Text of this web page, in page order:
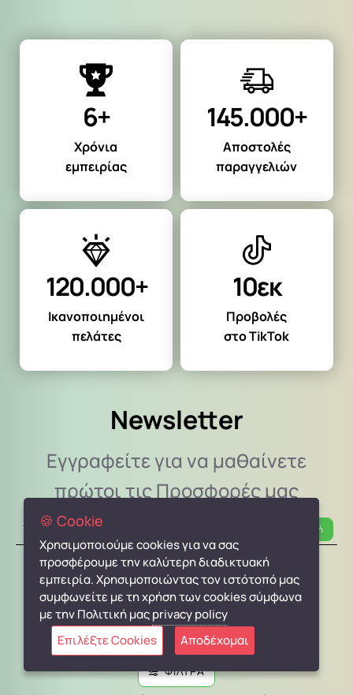
6+
Χρόνια
εμπειρίας
145.000+
Αποστολές
παραγγελιών
120.000+
Ικανοποιημένοι
πελάτες
10εκ
Προβολές
στο TikTok
Newsletter
Εγγραφείτε για να μαθαίνετε
πρώτοι τις Προσφορές μας
εδώ...
Αποστολή
Captcha
Συμπληρώστε την επαλήθευση reCAPTCHA
ΦΙΛΤΡΑ
🍪 Cookie
Χρησιμοποιούμε cookies για να σας
προσφέρουμε την καλύτερη διαδικτυακή
εμπειρία. Χρησιμοποιώντας τον ιστότοπό μας
συμφωνείτε με τη χρήση των cookies σύμφωνα
με την Πολιτική μαςprivacy policy
Επιλέξτε Cookies
Αποδέχομαι